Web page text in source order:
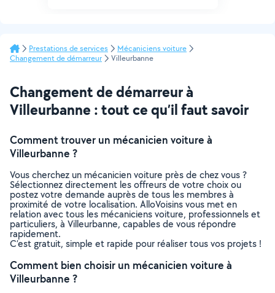
Prestations de services
Mécaniciens voiture
Changement de démarreur
Villeurbanne
Changement de démarreur à
Villeurbanne : tout ce qu’il faut savoir
Comment trouver un mécanicien voiture à
Villeurbanne ?
Vous cherchez un mécanicien voiture près de chez vous ?
Sélectionnez directement les offreurs de votre choix ou
postez votre demande auprès de tous les membres à
proximité de votre localisation. AlloVoisins vous met en
relation avec tous les mécaniciens voiture, professionnels et
particuliers, à Villeurbanne, capables de vous répondre
rapidement.
C’est gratuit, simple et rapide pour réaliser tous vos projets !
Comment bien choisir un mécanicien voiture à
Villeurbanne ?